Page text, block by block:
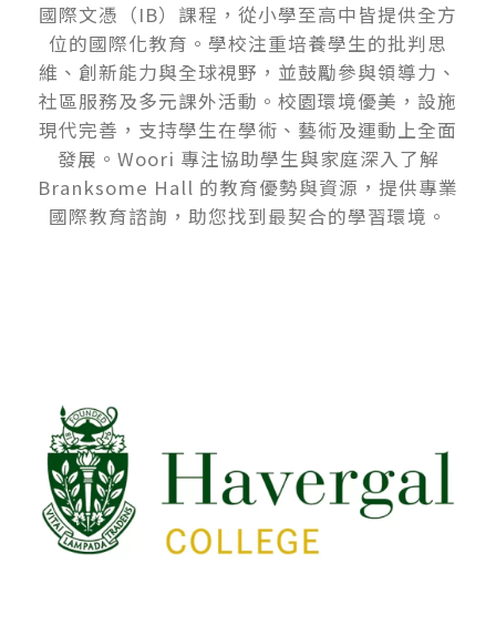
國際文憑（IB）課程，從小學至高中皆提供全方
位的國際化教育。學校注重培養學生的批判思
維、創新能力與全球視野，並鼓勵參與領導力、
社區服務及多元課外活動。校園環境優美，設施
現代完善，支持學生在學術、藝術及運動上全面
發展。Woori 專注協助學生與家庭深入了解
Branksome Hall 的教育優勢與資源，提供專業
國際教育諮詢，助您找到最契合的學習環境。